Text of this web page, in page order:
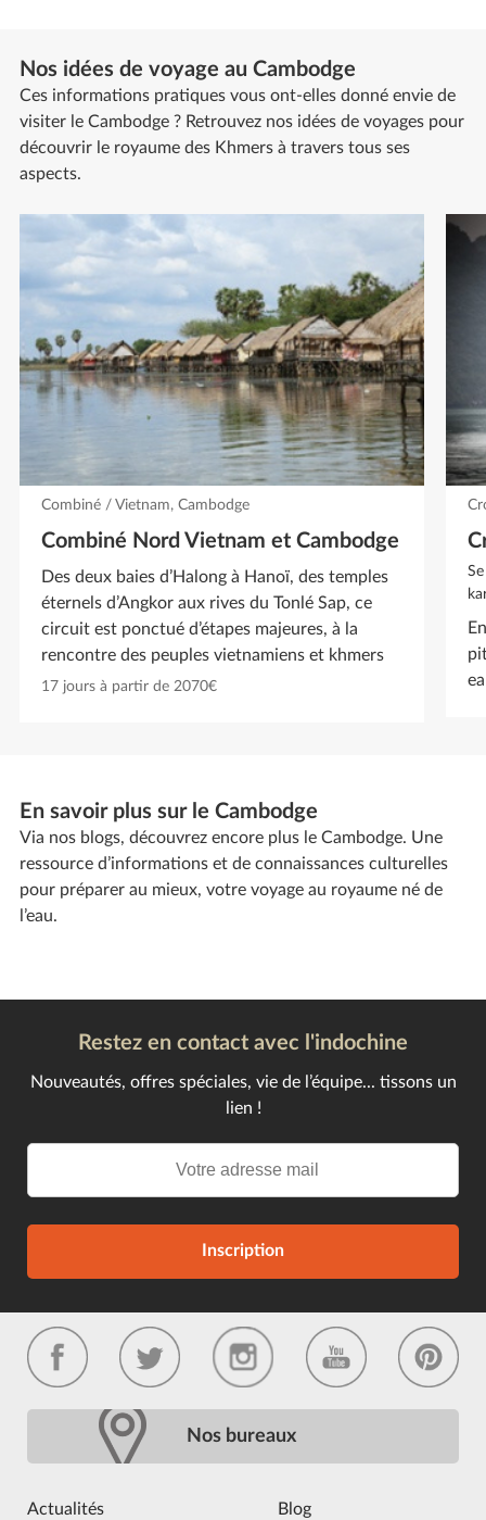
Nos idées de voyage au Cambodge
Ces informations pratiques vous ont-elles donné envie de
visiter le Cambodge ? Retrouvez nos idées de voyages pour
découvrir le royaume des Khmers à travers tous ses
aspects.
Combiné / Vietnam, Cambodge
Combiné Nord Vietnam et Cambodge
Des deux baies d’Halong à Hanoï, des temples
éternels d’Angkor aux rives du Tonlé Sap, ce
circuit est ponctué d’étapes majeures, à la
rencontre des peuples vietnamiens et khmers
17 jours à partir de 2070€
En savoir plus sur le Cambodge
Via nos blogs, découvrez encore plus le Cambodge. Une
ressource d’informations et de connaissances culturelles
pour préparer au mieux, votre voyage au royaume né de
l’eau.
Restez en contact avec l'indochine
Nouveautés, offres spéciales, vie de l’équipe... tissons un
lien !
Inscription
Nos bureaux
Actualités Blog